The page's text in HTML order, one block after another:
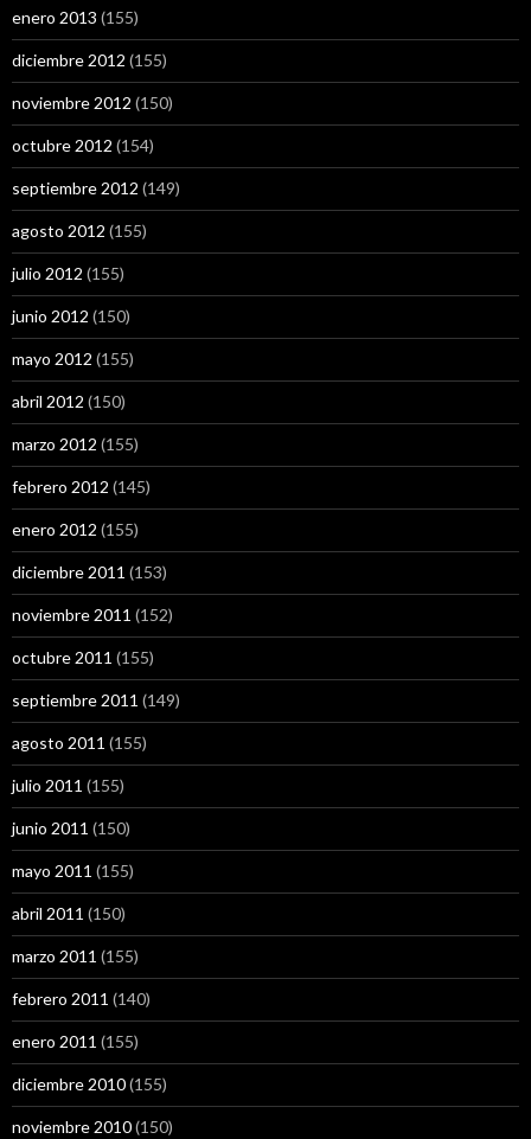
enero 2013 (155)
diciembre 2012 (155)
noviembre 2012 (150)
octubre 2012 (154)
septiembre 2012 (149)
agosto 2012 (155)
julio 2012 (155)
junio 2012 (150)
mayo 2012 (155)
abril 2012 (150)
marzo 2012 (155)
febrero 2012 (145)
enero 2012 (155)
diciembre 2011 (153)
noviembre 2011 (152)
octubre 2011 (155)
septiembre 2011 (149)
agosto 2011 (155)
julio 2011 (155)
junio 2011 (150)
mayo 2011 (155)
abril 2011 (150)
marzo 2011 (155)
febrero 2011 (140)
enero 2011 (155)
diciembre 2010(155)
noviembre 2010(150)